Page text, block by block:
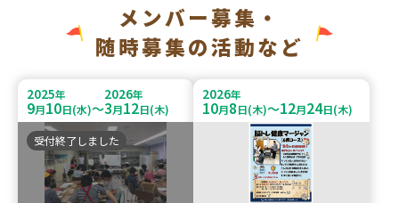
メンバー募集・
随時募集の活動など
2025年
9月10日(水)～
2026年
3月12日(木)
受付終了しました
2026年
10月8日(木)～12月24日(木)